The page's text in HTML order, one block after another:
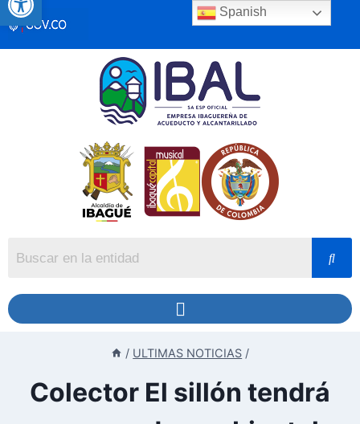
/ ULTIMAS NOTICIAS /
Colector El sillón tendrá
Spanish